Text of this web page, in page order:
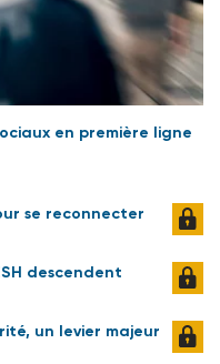
en première ligne
se reconnecter
descendent
un levier majeur